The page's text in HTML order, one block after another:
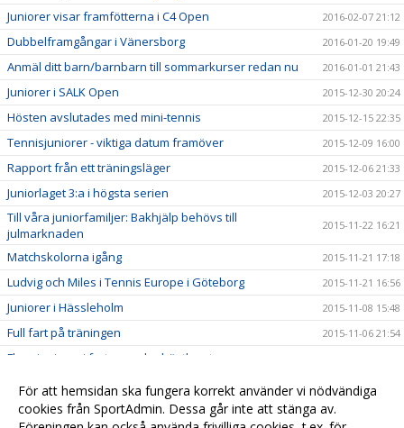
Juniorer visar framfötterna i C4 Open 2016-02-07 21:12
Dubbelframgångar i Vänersborg 2016-01-20 19:49
Anmäl ditt barn/barnbarn till sommarkurser redan nu 2016-01-01 21:43
Juniorer i SALK Open 2015-12-30 20:24
Hösten avslutades med mini-tennis 2015-12-15 22:35
Tennisjuniorer - viktiga datum framöver 2015-12-09 16:00
Rapport från ett träningsläger 2015-12-06 21:33
Juniorlaget 3:a i högsta serien 2015-12-03 20:27
Till våra juniorfamiljer: Bakhjälp behövs till
julmarknaden
2015-11-22 16:21
Matchskolorna igång 2015-11-21 17:18
Ludvig och Miles i Tennis Europe i Göteborg 2015-11-21 16:56
Juniorer i Hässleholm 2015-11-08 15:48
Full fart på träningen 2015-11-06 21:54
Flera juniorer i farten under höstlovet
Fint träningsläger i Enebyberg 2015-10-31 20:02
Jämna matcher i Växjö för P-15 2015-10-18 19:56
För att hemsidan ska fungera korrekt använder vi nödvändiga
cookies från SportAdmin. Dessa går inte att stänga av.